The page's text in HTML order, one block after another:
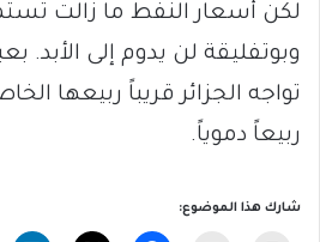
لكن أسعار النفط ما زالت
وبوتفليقة لن يدوم إلى الأبد.
تواجه الجزائر قريباً ربيعها
ربيعاً دموياً.
شارك هذا الموضوع: